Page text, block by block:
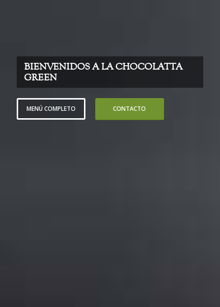
BIENVENIDOS A LA CHOCOLATTA
GREEN
MENÚ COMPLETO CONTACTO